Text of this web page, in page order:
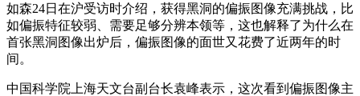
如森24日在沪受访时介绍，获得黑洞的偏振图像充满挑战，比
如偏振特征较弱、需要足够分辨本领等，这也解释了为什么在
首张黑洞图像出炉后，偏振图像的面世又花费了近两年的时
间。
中国科学院上海天文台副台长袁峰表示，这次看到偏振图像主